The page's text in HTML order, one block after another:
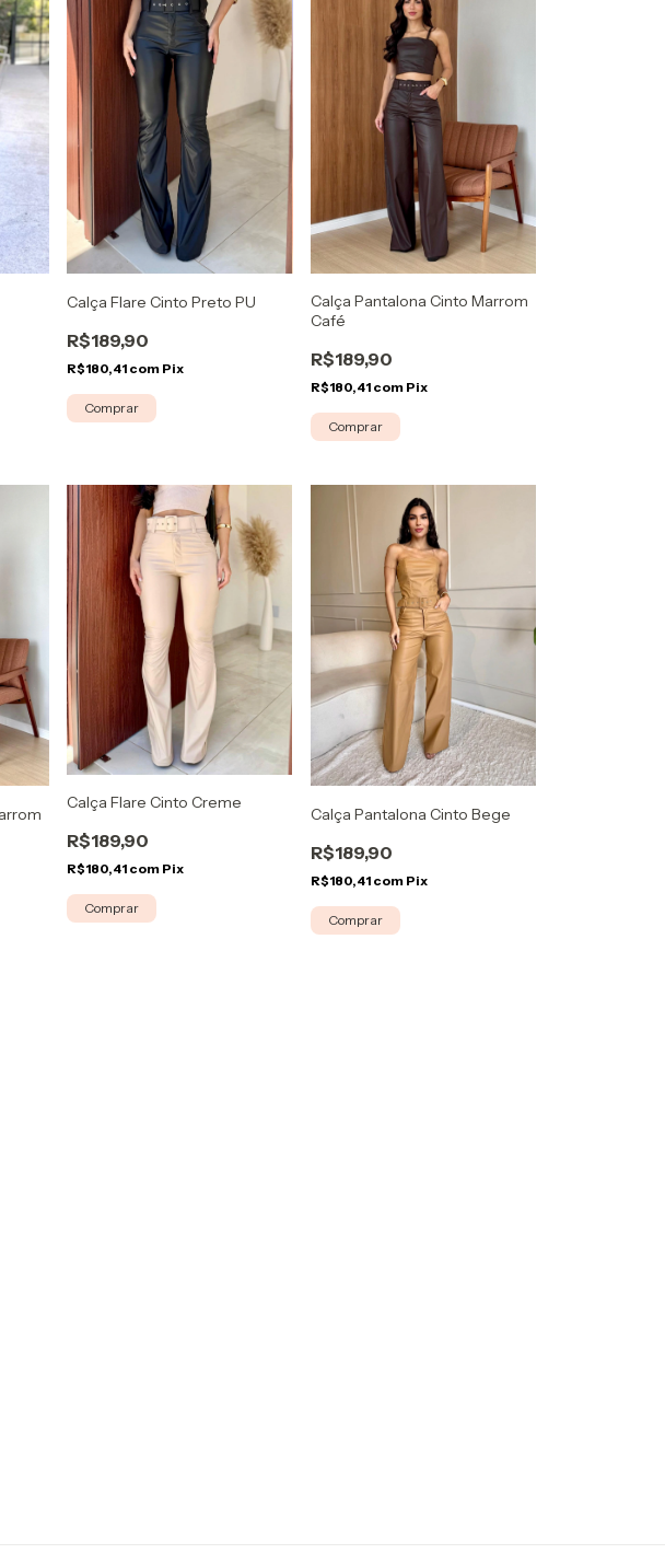
Calça Flare Cinto Preto PU
R$189,90
R$180,41 com Pix
Comprar
Calça Pantalona Cinto Marrom
Café
R$189,90
R$180,41 com Pix
Comprar
Calça Flare Cinto Creme
R$189,90
R$180,41 com Pix
Comprar
Calça Pantalona Cinto Bege
R$189,90
R$180,41 com Pix
Comprar